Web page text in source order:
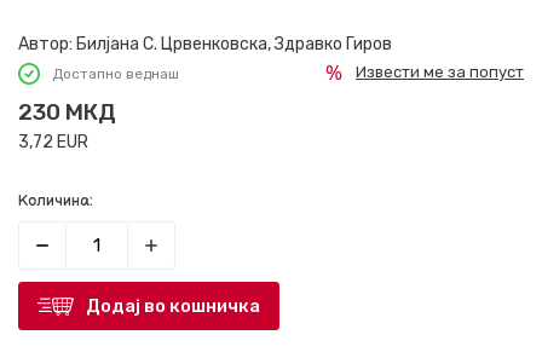
Автор: Билјана С. Црвенковска, Здравко Гиров
Достапно веднаш
230 МКД
3,72 EUR
Извести ме за попуст
Количина:
Додај во кошничка